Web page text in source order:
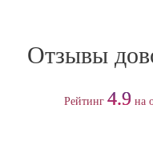
Отзывы
Рейтинг 4.9 на